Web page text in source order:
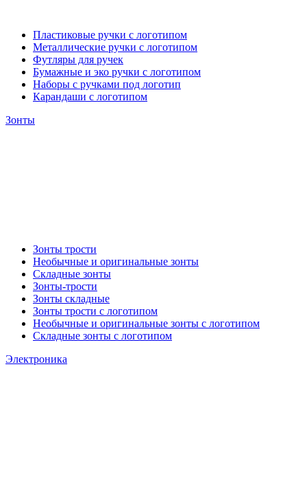
Пластиковые ручки с логотипом
Металлические ручки с логотипом
Футляры для ручек
Бумажные и эко ручки с логотипом
Наборы с ручками под логотип
Карандаши с логотипом
Зонты
Зонты трости
Необычные и оригинальные зонты
Складные зонты
Зонты-трости
Зонты складные
Зонты трости с логотипом
Необычные и оригинальные зонты с логотипом
Складные зонты с логотипом
Электроника